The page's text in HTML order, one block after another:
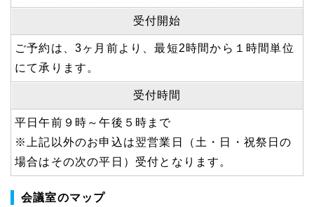
受付開始
ご予約は、3ヶ月前より、最短2時間から１時間単位
にて承ります。
受付時間
平日午前９時～午後５時まで
※上記以外のお申込は翌営業日（土・日・祝祭日の
場合はその次の平日）受付となります。
会議室のマップ